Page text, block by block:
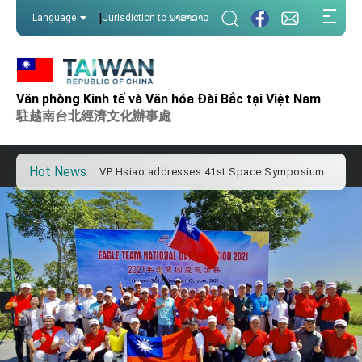
Language | Jurisdiction to ພາສາລາວ
Văn phòng Kinh tế và Văn hóa Đài Bắc tại Việt Nam
駐越南台北經濟文化辦事處
Hot News
Important Remarks of the Ministry of Foreign
Affairs
Taiwan government to open office in Arizona,
advancing Taiwan-US exchanges and
cooperation
for state visit
VP Hsiao addresses 41st Space Symposium
Taiwan’s economic growth is a priority for
President Lai
President Lai’s remarks for Lunar New Year
President Lai interviewed by AFP
President Lai holds press conference on
Taiwan- US Economic Prosperity Partnership
Dialogue
FM Lin attends Taiwan Panorama exhibit at
TIBE
President Lai meets US delegation led by